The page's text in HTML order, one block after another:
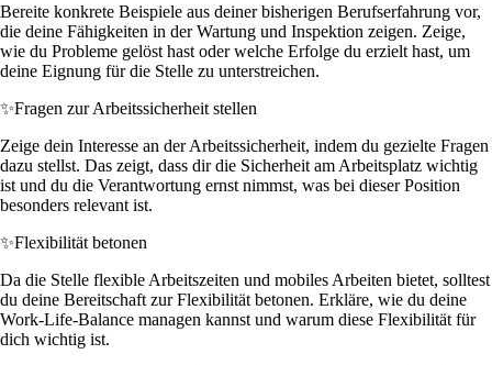
Bereite konkrete Beispiele aus deiner bisherigen Berufserfahrung vor,
die deine Fähigkeiten in der Wartung und Inspektion zeigen. Zeige,
wie du Probleme gelöst hast oder welche Erfolge du erzielt hast, um
deine Eignung für die Stelle zu unterstreichen.
✨Fragen zur Arbeitssicherheit stellen
Zeige dein Interesse an der Arbeitssicherheit, indem du gezielte Fragen
dazu stellst. Das zeigt, dass dir die Sicherheit am Arbeitsplatz wichtig
ist und du die Verantwortung ernst nimmst, was bei dieser Position
besonders relevant ist.
✨Flexibilität betonen
Da die Stelle flexible Arbeitszeiten und mobiles Arbeiten bietet, solltest
du deine Bereitschaft zur Flexibilität betonen. Erkläre, wie du deine
Work-Life-Balance managen kannst und warum diese Flexibilität für
dich wichtig ist.